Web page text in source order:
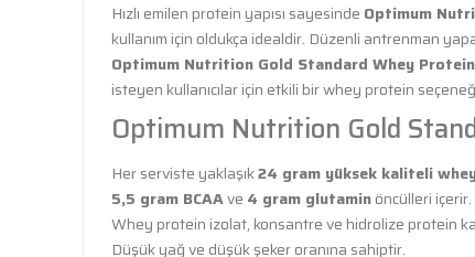
Hızlı emilen protein yapısı sayesinde Optimum
kullanım için oldukça idealdir. Düzenli antrenman
Optimum Nutrition Gold Standard Whey
isteyen kullanıcılar için etkili bir whey protein
Optimum Nutrition Gold
Her serviste yaklaşık24 gram yüksek kaliteli
5,5 gram BCAAve 4 gram glutaminöncülleri içerir.
Whey protein izolat, konsantre ve hidrolize protein
Düşük yağ ve düşük şeker oranına sahiptir.